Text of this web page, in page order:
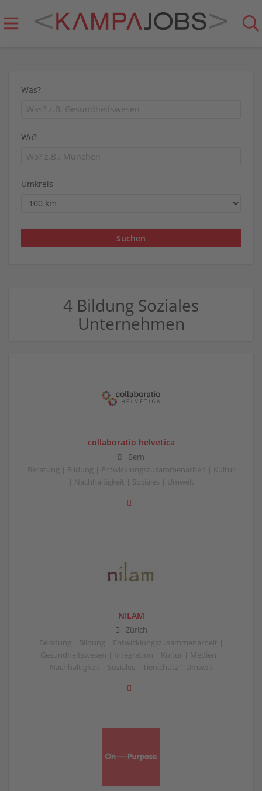
Was?
Wo?
Umkreis
4 Bildung Soziales
Unternehmen
collaboratio helvetica
Bern
Beratung | Bildung | Entwicklungszusammenarbeit | Kultur
| Nachhaltigkeit | Soziales | Umwelt
NILAM
Zürich
Beratung | Bildung | Entwicklungszusammenarbeit |
Gesundheitswesen | Integration | Kultur | Medien |
Nachhaltigkeit | Soziales | Tierschutz | Umwelt